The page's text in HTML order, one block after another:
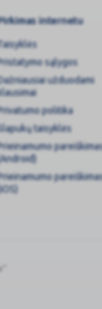
internetu
Taisyklės
sąlygos
Dažniausiai užduodami
politika
Slapukų taisyklės